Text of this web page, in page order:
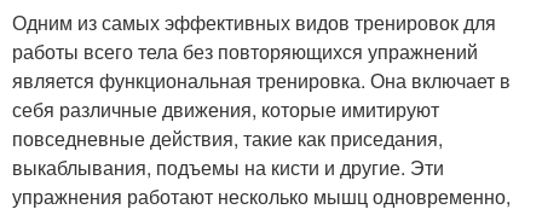
Одним из самых эффективных видов тренировок для
работы всего тела без повторяющихся упражнений
является функциональная тренировка. Она включает в
себя различные движения, которые имитируют
повседневные действия, такие как приседания,
выкаблывания, подъемы на кисти и другие. Эти
упражнения работают несколько мышц одновременно,